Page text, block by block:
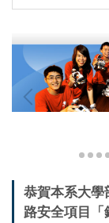
恭賀本系大學
路安全項目「